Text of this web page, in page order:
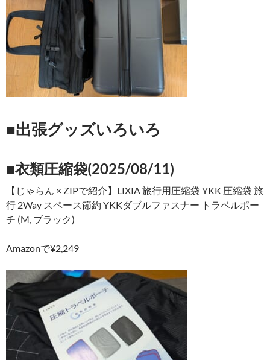
■出張グッズいろいろ
■衣類圧縮袋(2025/08/11)
【じゃらん × ZIPで紹介】LIXIA 旅行用圧縮袋 YKK 圧縮袋 旅
行 2Way スペース節約 YKKダブルファスナー トラベルポー
チ (M, ブラック)
Amazonで¥2,249